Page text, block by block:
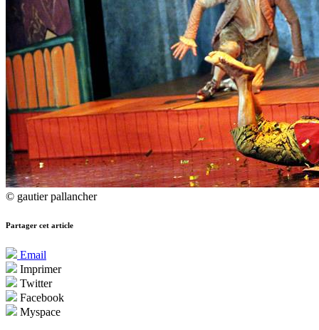
© gautier pallancher
Partager cet article
Email
Imprimer
Twitter
Facebook
Myspace